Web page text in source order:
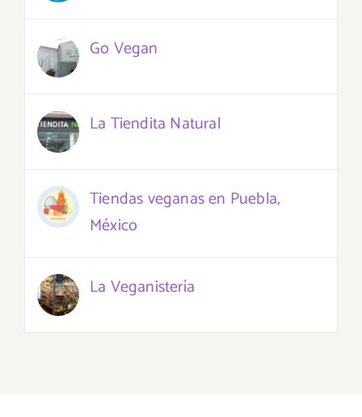
Go Vegan
La Tiendita Natural
Tiendas veganas en Puebla,
México
La Veganistería